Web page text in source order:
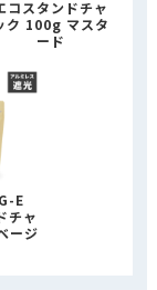
コスタンドチャ
ク 100g マスタ
ード
E
チャ
ージ